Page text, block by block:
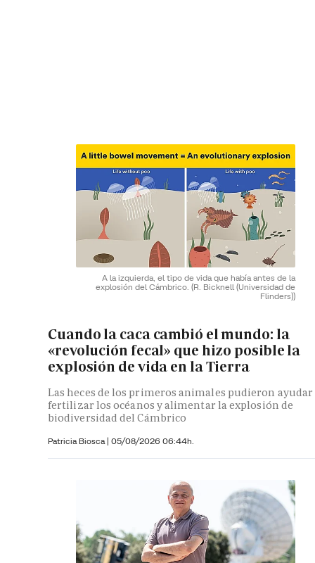
A la izquierda, el tipo de vida que había antes de la
explosión del Cámbrico. (R. Bicknell (Universidad de
Flinders))
Cuando la caca cambió el mundo: la
«revolución fecal» que hizo posible la
explosión de vida en la Tierra
Las heces de los primeros animales pudieron ayudar
fertilizar los océanos y alimentar la explosión de
biodiversidad del Cámbrico
Patricia Biosca | 05/08/2026 06:44h.